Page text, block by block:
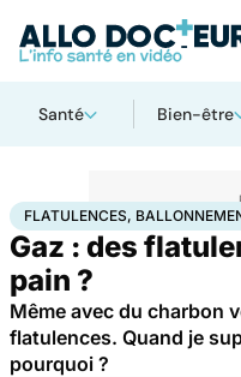
Santé Bien-être
AccueilSantéFlatulences,
FLATULENCES,
Gaz : des
pain ?
Même avec du charbon
flatulences. Quand je
pourquoi ?